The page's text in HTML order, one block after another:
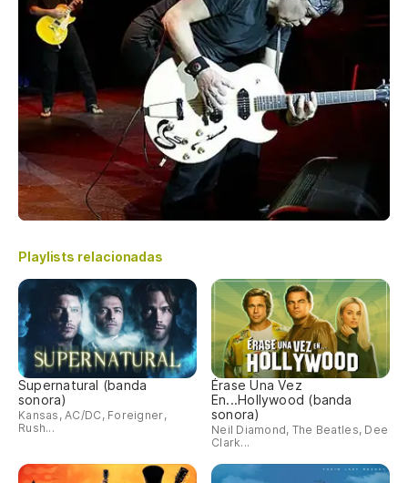
Playlists relacionadas
Supernatural (banda
sonora)
Kansas, AC/DC, Foreigner,
Rush...
Érase Una Vez
En...Hollywood (banda
sonora)
Neil Diamond, The Beatles, Dee
Clark...